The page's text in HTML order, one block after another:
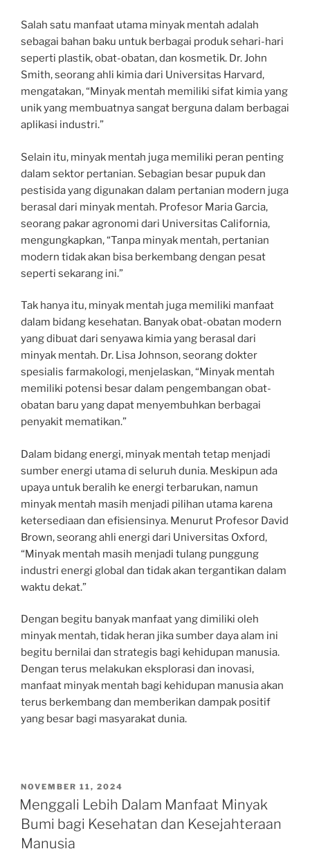
Salah satu manfaat utama minyak mentah adalah
sebagai bahan baku untuk berbagai produk sehari-hari
seperti plastik, obat-obatan, dan kosmetik. Dr. John
Smith, seorang ahli kimia dari Universitas Harvard,
mengatakan, “Minyak mentah memiliki sifat kimia yang
unik yang membuatnya sangat berguna dalam berbagai
aplikasi industri.”
Selain itu, minyak mentah juga memiliki peran penting
dalam sektor pertanian. Sebagian besar pupuk dan
pestisida yang digunakan dalam pertanian modern juga
berasal dari minyak mentah. Profesor Maria Garcia,
seorang pakar agronomi dari Universitas California,
mengungkapkan, “Tanpa minyak mentah, pertanian
modern tidak akan bisa berkembang dengan pesat
seperti sekarang ini.”
Tak hanya itu, minyak mentah juga memiliki manfaat
dalam bidang kesehatan. Banyak obat-obatan modern
yang dibuat dari senyawa kimia yang berasal dari
minyak mentah. Dr. Lisa Johnson, seorang dokter
spesialis farmakologi, menjelaskan, “Minyak mentah
memiliki potensi besar dalam pengembangan obat-
obatan baru yang dapat menyembuhkan berbagai
penyakit mematikan.”
Dalam bidang energi, minyak mentah tetap menjadi
sumber energi utama di seluruh dunia. Meskipun ada
upaya untuk beralih ke energi terbarukan, namun
minyak mentah masih menjadi pilihan utama karena
ketersediaan dan efisiensinya. Menurut Profesor David
Brown, seorang ahli energi dari Universitas Oxford,
“Minyak mentah masih menjadi tulang punggung
industri energi global dan tidak akan tergantikan dalam
waktu dekat.”
Dengan begitu banyak manfaat yang dimiliki oleh
minyak mentah, tidak heran jika sumber daya alam ini
begitu bernilai dan strategis bagi kehidupan manusia.
Dengan terus melakukan eksplorasi dan inovasi,
manfaat minyak mentah bagi kehidupan manusia akan
terus berkembang dan memberikan dampak positif
yang besar bagi masyarakat dunia.
POSTED
ON
NOVEMBER 11, 2024
Menggali Lebih Dalam Manfaat Minyak
Bumi bagi Kesehatan dan Kesejahteraan
Manusia